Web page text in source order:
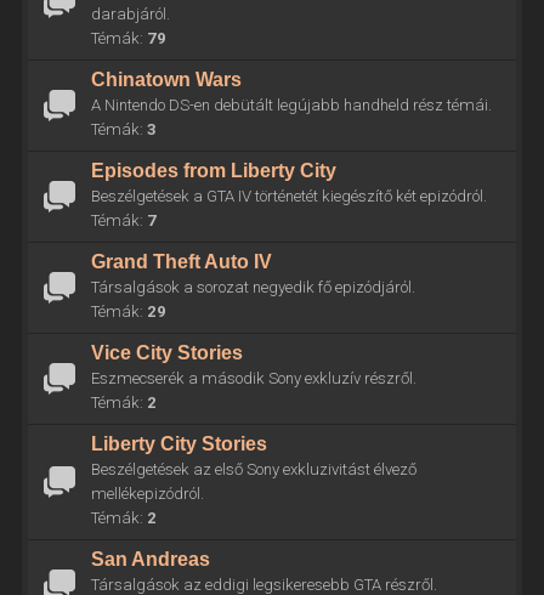
darabjáról.
Témák: 79
Chinatown Wars
A Nintendo DS-en debütált legújabb handheld rész témái.
Témák: 3
Episodes from Liberty City
Beszélgetések a GTA IV történetét kiegészítő két epizódról.
Témák: 7
Grand Theft Auto IV
Társalgások a sorozat negyedik fő epizódjáról.
Témák: 29
Vice City Stories
Eszmecserék a második Sony exkluzív részről.
Témák: 2
Liberty City Stories
Beszélgetések az első Sony exkluzivitást élvező
mellékepizódról.
Témák: 2
San Andreas
Társalgások az eddigi legsikeresebb GTA részről.